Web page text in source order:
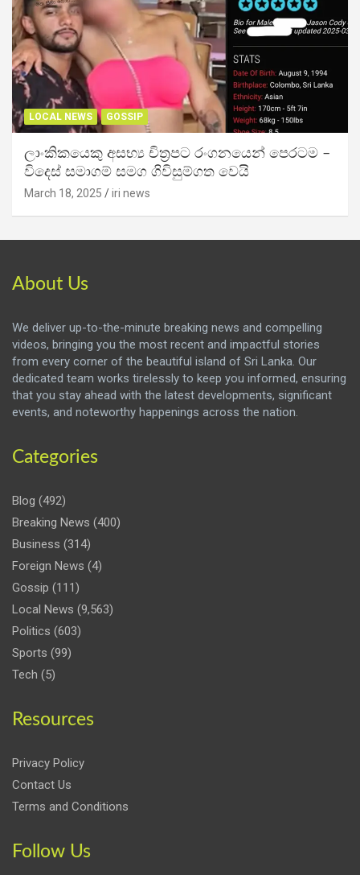
LOCAL NEWS GOSSIP
ලාංකිකයෙකු අසභ්‍ය චිත්‍රපට රංගනයෙන් පෙරටම –
විදෙස් සමාගම් සමග ගිවිසුම්ගත වෙයි
March 18, 2025 iri news
About Us
We deliver up-to-the-minute breaking news and compelling
videos, bringing you the most recent and impactful stories
from every corner of the beautiful island of Sri Lanka. Our
dedicated team works tirelessly to keep you informed, ensuring
that you stay ahead with the latest developments, significant
events, and noteworthy happenings across the nation.
Categories
Blog (492)
Breaking News (400)
Business (314)
Foreign News (4)
Gossip (111)
Local News (9,563)
Politics (603)
Sports (99)
Tech (5)
Resources
Privacy Policy
Contact Us
Terms and Conditions
Follow Us